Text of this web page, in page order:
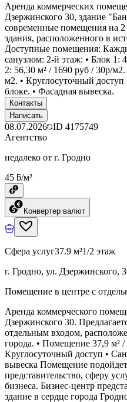
Аренда коммерческих
Дзержинского 30, здание
современные помещения на 2
здания, расположенного в
Доступные помещения:
санузлом: 2-й этаж: • Блок 1:
2: 56,30 м² / 1690 руб / 30р/
м2. • Круглосуточный
блоке. • Фасадная вывеска.
Контакты
Написать
08.07.2026 ID 4175749
Агентство
недалеко от г. Гродно
45 ƃ/м²
Конвертер валют
Сфера услуг37.9 м²1/2 этаж
г. Гродно, ул. Дзержинского,
Помещение в центре с
Аренда коммерческого
Дзержинского 30.
отдельным входом,
города. • Помещение 37,9 м² /
Круглосуточный доступ •
вывеска Помещение
представительство, сферу
бизнеса. Бизнес-центр
здание в сердце города